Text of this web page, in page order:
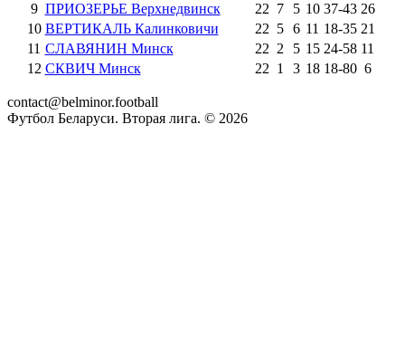
9 ПРИОЗЕРЬЕ Верхнедвинск 22 7 5 10 37-43 26
10 ВЕРТИКАЛЬ Калинковичи 22 5 6 11 18-35 21
11 СЛАВЯНИН Минск 22 2 5 15 24-58 11
12 СКВИЧ Минск 22 1 3 18 18-80 6
contact@belminor.football
Футбол Беларуси. Вторая лига. © 2026